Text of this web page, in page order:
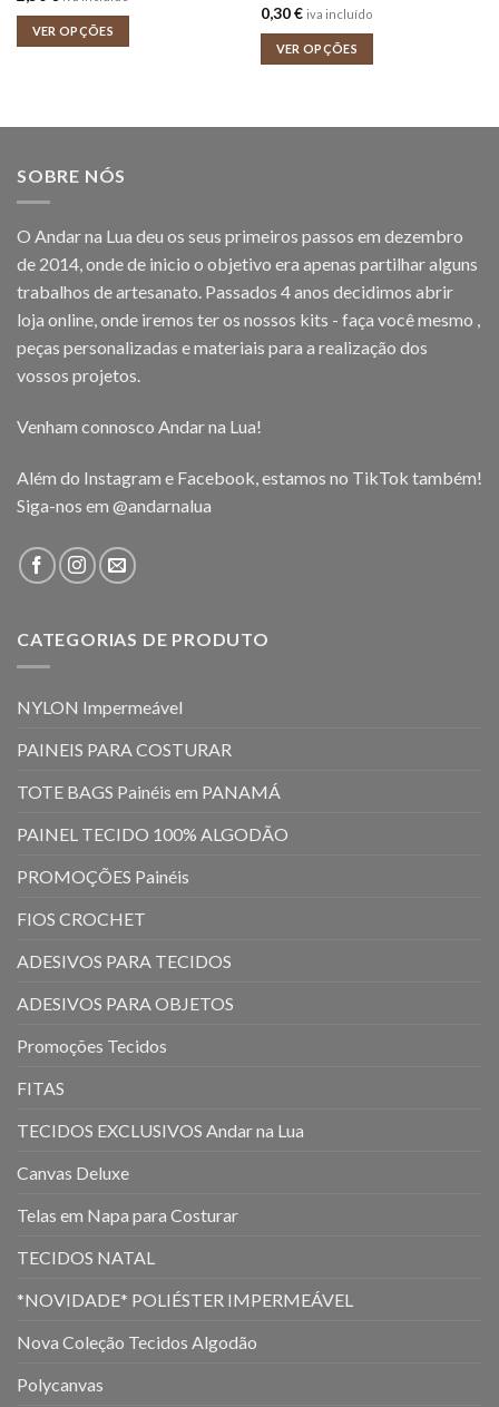
VER OPÇÕES
0,30€ iva incluído
VER OPÇÕES
SOBRE NÓS
O Andar na Lua deu os seus primeiros passos em dezembro
de 2014, onde de inicio o objetivo era apenas partilhar alguns
trabalhos de artesanato. Passados 4 anos decidimos abrir
loja online, onde iremos ter os nossos kits - faça você mesmo ,
peças personalizadas e materiais para a realização dos
vossos projetos.
Venham connosco Andar na Lua!
Além do Instagram e Facebook, estamos no TikTok também!
Siga-nos em @andarnalua
CATEGORIAS DE PRODUTO
NYLON Impermeável
PAINEIS PARA COSTURAR
TOTE BAGS Painéis em PANAMÁ
PAINEL TECIDO 100% ALGODÃO
PROMOÇÕES Painéis
FIOS CROCHET
ADESIVOS PARA TECIDOS
ADESIVOS PARA OBJETOS
Promoções Tecidos
FITAS
TECIDOS EXCLUSIVOS Andar na Lua
Canvas Deluxe
Telas em Napa para Costurar
TECIDOS NATAL
*NOVIDADE* POLIÉSTER IMPERMEÁVEL
Nova Coleção Tecidos Algodão
Polycanvas